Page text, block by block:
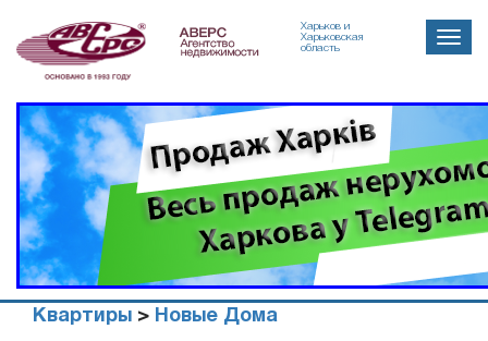
Харьков и
Харьковская
область
Toggle
Квартиры > Новые Дома